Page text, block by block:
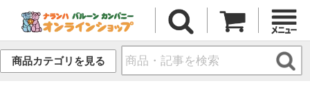
商品カテゴリを見る